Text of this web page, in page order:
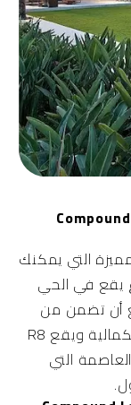
موقع كمبوند لاريفا العاصمة الإدارية Compound
التي يمكنك
يقع في الحي
أن تضمن من
خلاله كل المرافق والخدمات الأساسية والكمالية ويقع R8
التي